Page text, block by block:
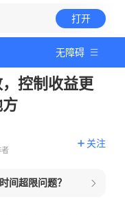
打开
无障碍
控制收益更
者
关注
间超限问题？